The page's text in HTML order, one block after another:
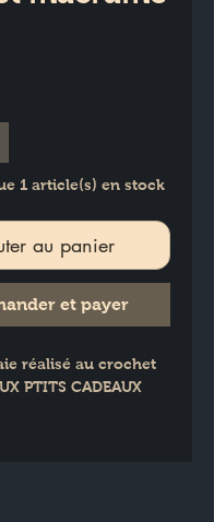
1 article(s) en stock
au panier
et payer
réalisé au crochet
PTITS CADEAUX